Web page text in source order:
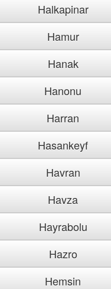
Halkapinar
Hamur
Hanak
Hanonu
Harran
Hasankeyf
Havran
Havza
Hayrabolu
Hazro
Hemsin